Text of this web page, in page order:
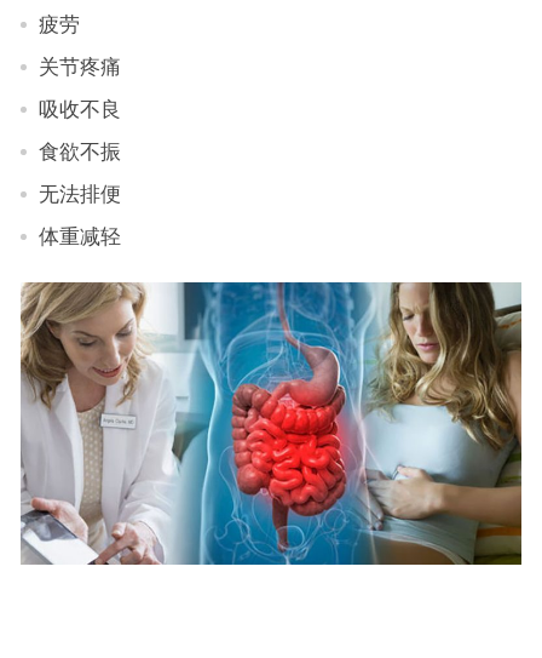
疲劳
关节疼痛
吸收不良
食欲不振
无法排便
体重减轻